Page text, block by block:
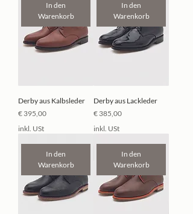
In den
Warenkorb
Derby aus Kalbsleder
Preis
€ 395,00
inkl. USt
In den
Warenkorb
Derby aus Lackleder
Preis
€ 385,00
inkl. USt
In den
Warenkorb
In den
Warenkorb